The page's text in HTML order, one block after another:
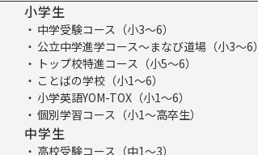
小学生
中学受験コース（小3～6）
公立中学進学コース～まなび道場（小3～6）
トップ校特進コース（小5～6）
ことばの学校（小1～6）
小学英語YOM-TOX（小1～6）
個別学習コース（小1～高卒生）
中学生
高校受験コース（中1～3）